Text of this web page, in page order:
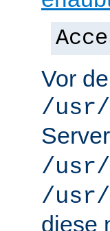
Vor
/usr/
Server
/
/
diese